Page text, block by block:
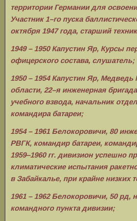
территории Германии для
Участник 1–го пуска
октября 1947 года, старший
1949 – 1950 Капустин Яр, Курсы
офицерского состава, слушатель;
1950 – 1954 Капустин Яр, Медведь
области, 22–я инженерная
учебного взвода, начальник
командира батареи;
1954 – 1961 Белокоровичи, 80
РВГК, командир батареи,
1959‒1960 гг. дивизион успешно
климатические испытания
в Забайкалье, при крайне низких
1961 – 1962 Белокоровичи, 50 рд,
командного пункта дивизии;